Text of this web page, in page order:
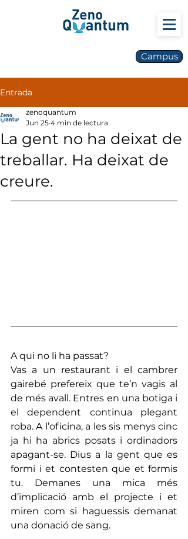
Campus
Entrada
La gent no ha deixat de
treballar. Ha deixat de
creure.
zenoquantum
Jun 25 4 min de lectura
A qui no li ha passat?
Vas a un restaurant i el cambrer
gairebé prefereix que te’n vagis al
de més avall. Entres en una botiga i
el dependent continua plegant
roba. A l’oficina, a les sis menys cinc
ja hi ha abrics posats i ordinadors
apagant-se. Dius a la gent que es
formi i et contesten que et formis
tu. Demanes una mica més
d’implicació amb el projecte i et
miren com si haguessis demanat
una donació de sang.